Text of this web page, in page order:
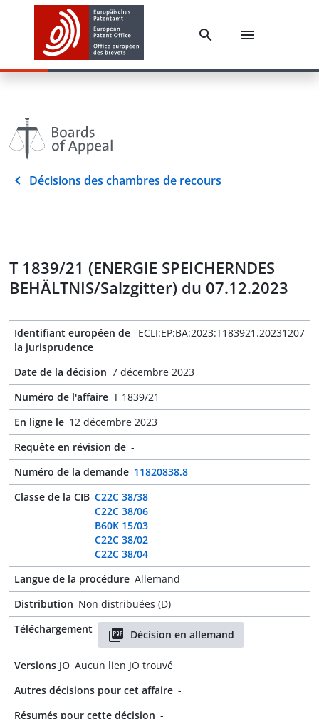
Décisions des chambres de recours
T 1839/21 (ENERGIE SPEICHERNDES
BEHÄLTNIS/Salzgitter) du 07.12.2023
Identifiant européen de
la jurisprudence
ECLI:EP:BA:2023:T183921.20231207
Date de la décision 7 décembre 2023
Numéro de l'affaire T 1839/21
En ligne le 12 décembre 2023
Requête en révision de -
Numéro de la demande 11820838.8
Classe de la CIB C22C 38/38
C22C 38/06
B60K 15/03
C22C 38/02
C22C 38/04
Langue de la procédure Allemand
Distribution Non distribuées (D)
Téléchargement
Décision en allemand
Versions JO Aucun lien JO trouvé
Autres décisions pour cet affaire -
Résumés pour cette décision -